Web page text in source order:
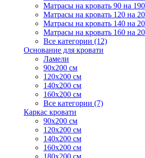
Матрасы на кровать 90 на
Матрасы на кровать 120 на
Матрасы на кровать 140 на
Матрасы на кровать 160 на
Все категории (12)
Основание для кровати
Ламели
90х200 см
120х200 см
140х200 см
160х200 см
Все категории (7)
Каркас кровати
90х200 см
120х200 см
140х200 см
160х200 см
180х200 см